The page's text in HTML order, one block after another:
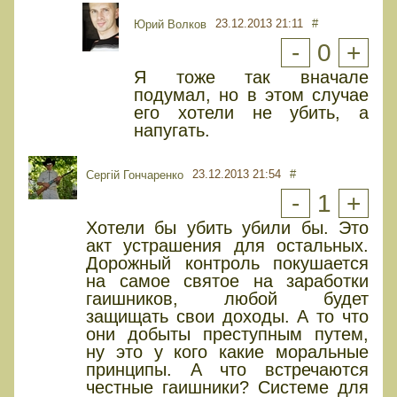
Юрий Волков 23.12.2013 21:11 #
- 0 +
Я тоже так вначале
подумал, но в этом случае
его хотели не убить, а
напугать.
Сергій Гончаренко 23.12.2013 21:54 #
- 1 +
Хотели бы убить убили бы. Это
акт устрашения для остальных.
Дорожный контроль покушается
на самое святое на заработки
гаишников, любой будет
защищать свои доходы. А то что
они добыты преступным путем,
ну это у кого какие моральные
принципы. А что встречаются
честные гаишники? Системе для